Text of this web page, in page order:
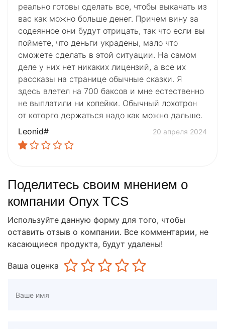
реально готовы сделать все, чтобы выкачать из
вас как можно больше денег. Причем вину за
содеянное они будут отрицать, так что если вы
поймете, что деньги украдены, мало что
сможете сделать в этой ситуации. На самом
деле у них нет никаких лицензий, а все их
рассказы на странице обычные сказки. Я
здесь влетел на 700 баксов и мне естественно
не выплатили ни копейки. Обычный лохотрон
от которго держаться надо как можно дальше.
Leonid#
20 апреля 2024
Поделитесь своим мнением о
компании Onyx TCS
Используйте данную форму для того, чтобы
оставить отзыв о компании. Все комментарии, не
касающиеся продукта, будут удалены!
Ваша оценка